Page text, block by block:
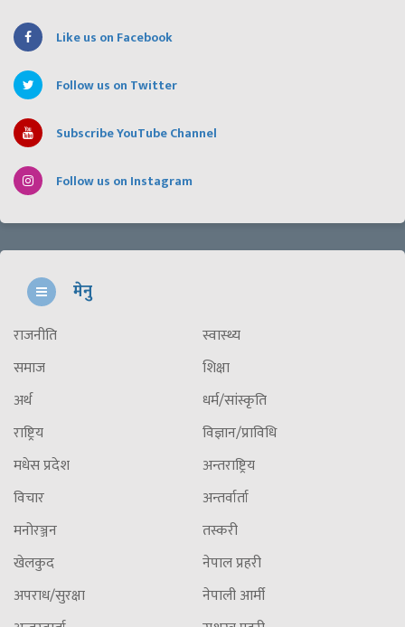
Like us on Facebook
Follow us on Twitter
Subscribe YouTube Channel
Follow us on Instagram
मेनु
राजनीति
समाज
अर्थ
राष्ट्रिय
मधेस प्रदेश
विचार
मनोरञ्जन
खेलकुद
अपराध/सुरक्षा
स्वास्थ्य
शिक्षा
धर्म/सांस्कृति
विज्ञान/प्राविधि
अन्तराष्ट्रिय
अन्तर्वार्ता
तस्करी
नेपाल प्रहरी
नेपाली आर्मी